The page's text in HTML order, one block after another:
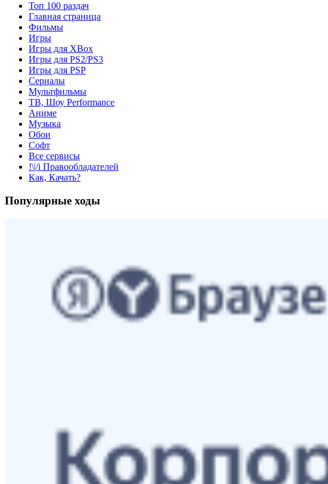
Топ 100 раздач
Главная страница
Фильмы
Игры
Игры для XBox
Игры для PS2/PS3
Игры для PSP
Сериалы
Мультфильмы
ТВ, Шоу Performance
Аниме
Музыка
Обои
Софт
Все сервисы
!\|/i Правообладателей
Как, Качать?
Популярные ходы